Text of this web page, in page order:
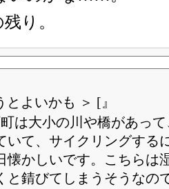
り。
とよいかも ＞ [』
は大小の川や橋があっ
いて、サイクリングする
かしいです。こちらは
と錆びてしまうそうなの